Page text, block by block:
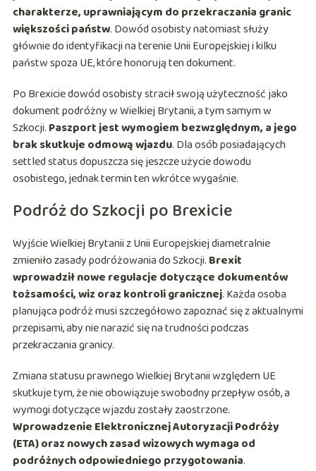
charakterze, uprawniającym do przekraczania granic
większości państw. Dowód osobisty natomiast służy
głównie do identyfikacji na terenie Unii Europejskiej i kilku
państw spoza UE, które honorują ten dokument.
Po Brexicie dowód osobisty stracił swoją użyteczność jako
dokument podróżny w Wielkiej Brytanii, a tym samym w
Szkocji. Paszport jest wymogiem bezwzględnym, a jego
brak skutkuje odmową wjazdu. Dla osób posiadających
settled status dopuszcza się jeszcze użycie dowodu
osobistego, jednak termin ten wkrótce wygaśnie.
Podróż do Szkocji po Brexicie
Wyjście Wielkiej Brytanii z Unii Europejskiej diametralnie
zmieniło zasady podróżowania do Szkocji. Brexit
wprowadził nowe regulacje dotyczące dokumentów
tożsamości, wiz oraz kontroli granicznej. Każda osoba
planująca podróż musi szczegółowo zapoznać się z aktualnymi
przepisami, aby nie narazić się na trudności podczas
przekraczania granicy.
Zmiana statusu prawnego Wielkiej Brytanii względem UE
skutkuje tym, że nie obowiązuje swobodny przepływ osób, a
wymogi dotyczące wjazdu zostały zaostrzone.
Wprowadzenie Elektronicznej Autoryzacji Podróży
(ETA) oraz nowych zasad wizowych wymaga od
podróżnych odpowiedniego przygotowania.